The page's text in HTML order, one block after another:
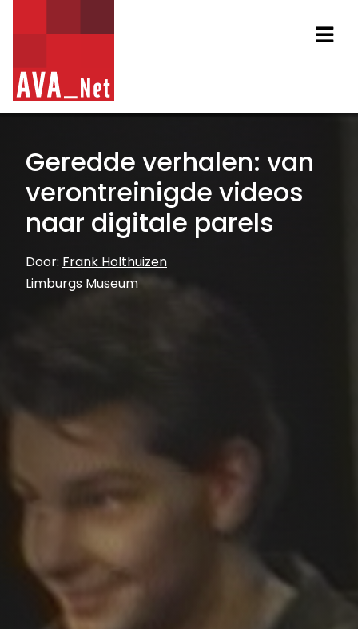
AVA_NET
Geredde verhalen: van
verontreinigde videos
naar digitale parels
Door: Frank Holthuizen
Limburgs Museum